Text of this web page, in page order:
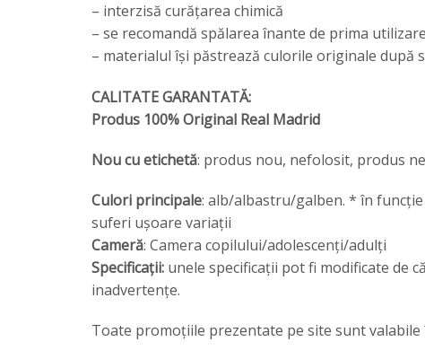
– interzisă curățarea chimică
– se recomandă spălarea înante de prima utilizare
– materialul își păstrează culorile originale după
CALITATE GARANTATĂ:
Produs 100% Original Real Madrid
Nou cu etichetă: produs nou, nefolosit, produs
Culori principale: alb/albastru/galben. * în
suferi ușoare variații
Cameră: Camera copilului/adolescenți/adulți
Specificații: unele specificații pot fi modificate de
inadvertențe.
Toate promoțiile prezentate pe site sunt